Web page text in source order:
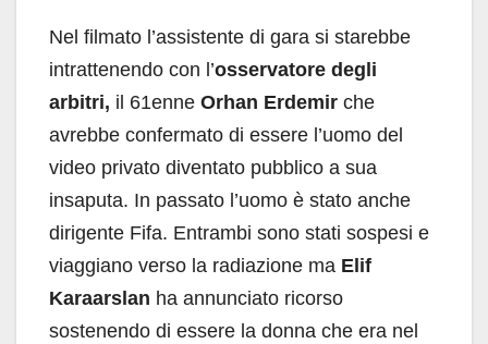
Nel filmato l’assistente di gara si starebbe
intrattenendo con l’osservatore degli
arbitri, il 61enne Orhan Erdemir che
avrebbe confermato di essere l’uomo del
video privato diventato pubblico a sua
insaputa. In passato l’uomo è stato anche
dirigente Fifa. Entrambi sono stati sospesi e
viaggiano verso la radiazione ma Elif
Karaarslan ha annunciato ricorso
sostenendo di essere la donna che era nel